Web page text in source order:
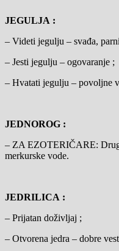
JEGULJA :
– Videti jegulju – svađa,
– Jesti jegulju – ogovaranje ;
– Hvatati jegulju – povoljne
JEDNOROG :
– ZA EZOTERIČARE:
merkurske vode.
JEDRILICA :
– Prijatan doživljaj ;
– Otvorena jedra – dobre